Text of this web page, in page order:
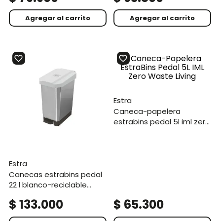
Agregar al carrito Agregar al carrito
estra
canecas estrabins pedal
22 l blanco-reciclable
$ 133.000
estra
caneca-papelera
estrabins pedal 5l iml zero
$ 65.300